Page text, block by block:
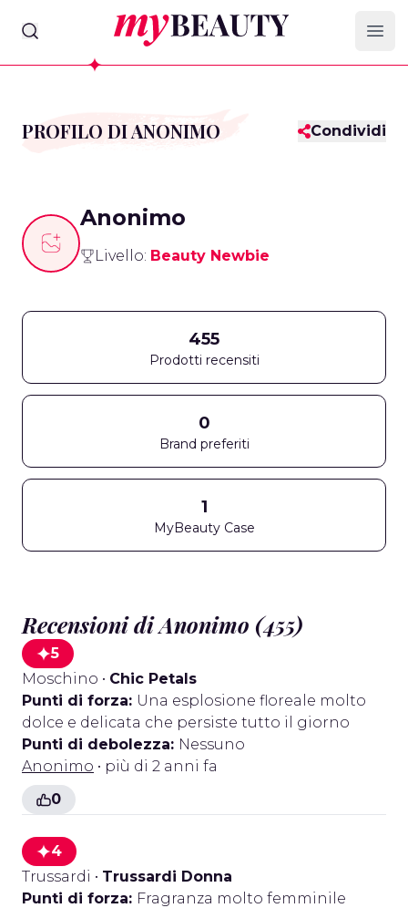
myBeauty
PROFILO DI ANONIMO Condividi
Anonimo
Livello: Beauty Newbie
455
Prodotti recensiti
0
Brand preferiti
1
MyBeauty Case
Recensioni di Anonimo (455)
5
Moschino • Chic Petals
Punti di forza: Una esplosione floreale molto
dolce e delicata che persiste tutto il giorno
Punti di debolezza: Nessuno
Anonimo • più di 2 anni fa
0
4
Trussardi • Trussardi Donna
Punti di forza: Fragranza molto femminile